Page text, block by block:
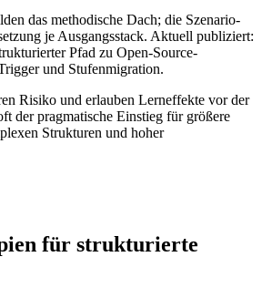
das methodische Dach; die Szenario-
je Ausgangsstack. Aktuell publiziert:
Pfad zu Open-Source-
und Stufenmigration.
Risiko und erlauben Lerneffekte vor der
der pragmatische Einstieg für größere
Strukturen und hoher
für strukturierte